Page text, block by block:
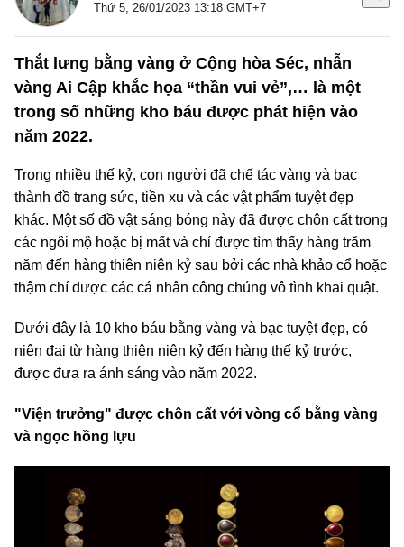
Thứ 5, 26/01/2023 13:18 GMT+7
Thắt lưng bằng vàng ở Cộng hòa Séc, nhẫn
vàng Ai Cập khắc họa “thần vui vẻ”,… là một
trong số những kho báu được phát hiện vào
năm 2022.
Trong nhiều thế kỷ, con người đã chế tác vàng và bạc
thành đồ trang sức, tiền xu và các vật phẩm tuyệt đẹp
khác. Một số đồ vật sáng bóng này đã được chôn cất trong
các ngôi mộ hoặc bị mất và chỉ được tìm thấy hàng trăm
năm đến hàng thiên niên kỷ sau bởi các nhà khảo cổ hoặc
thậm chí được các cá nhân công chúng vô tình khai quật.
Dưới đây là 10 kho báu bằng vàng và bạc tuyệt đẹp, có
niên đại từ hàng thiên niên kỷ đến hàng thế kỷ trước,
được đưa ra ánh sáng vào năm 2022.
"Viện trưởng" được chôn cất với vòng cổ bằng vàng
và ngọc hồng lựu